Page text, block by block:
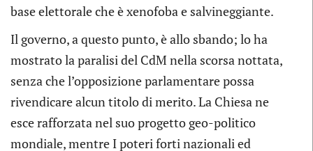
base elettorale che è xenofoba e salvineggiante.
Il governo, a questo punto, è allo sbando; lo ha
mostrato la paralisi del CdM nella scorsa nottata,
senza che l’opposizione parlamentare possa
rivendicare alcun titolo di merito. La Chiesa ne
esce rafforzata nel suo progetto geo-politico
mondiale, mentre I poteri forti nazionali ed